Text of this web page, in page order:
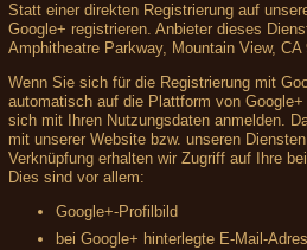
Statt einer direkten Registrierung auf
Google+ registrieren. Anbieter dieses
Amphitheatre Parkway, Mountain View, CA
Wenn Sie sich für die Registrierung mit
automatisch auf die Plattform von
sich mit Ihren Nutzungsdaten anmelden.
mit unserer Website bzw. unseren
Verknüpfung erhalten wir Zugriff auf Ihre
Dies sind vor allem:
Google+-Profilbild
bei Google+ hinterlegte E-Mail-